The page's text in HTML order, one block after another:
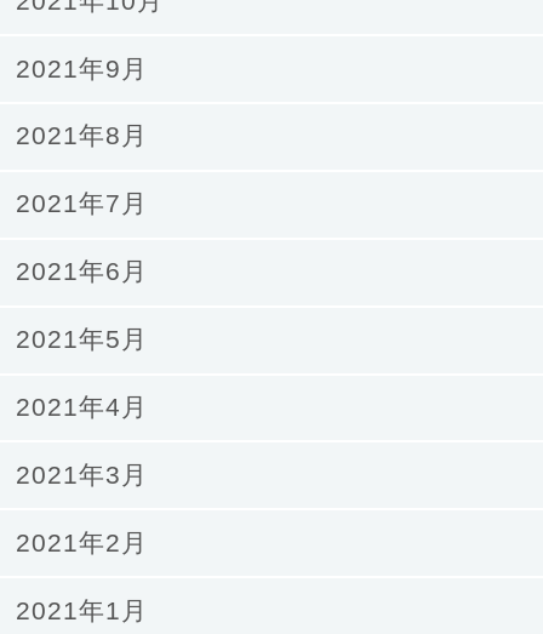
2021年9月
2021年8月
2021年7月
2021年6月
2021年5月
2021年4月
2021年3月
2021年2月
2021年1月